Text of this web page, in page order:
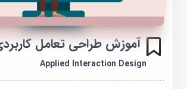
آموزش طراحی تعامل کاربردی
Applied Interaction Design